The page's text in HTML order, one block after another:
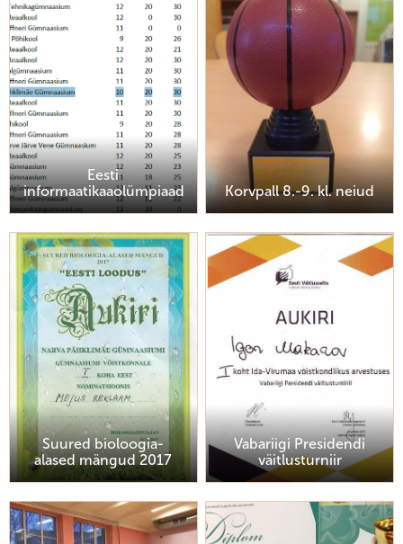
Eesti
informaatikaaolümpiaad
Korvpall 8.-9. kl. neiud
Suured bioloogia-
alased mängud 2017
Vabariigi Presidendi
väitlusturniir